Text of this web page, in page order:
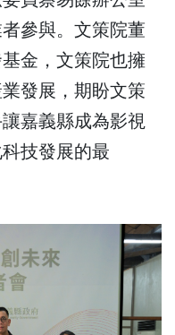
參與。文策院董
金，文策院也擁
發展，期盼文策
嘉義縣成為影視
技發展的最